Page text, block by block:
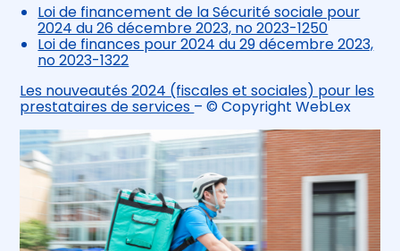
Loi de financement de la Sécurité sociale pour
2024 du 26 décembre 2023, no 2023-1250
Loi de finances pour 2024 du 29 décembre 2023,
no 2023-1322
Les nouveautés 2024 (fiscales et sociales) pour les
prestataires de services – © Copyright WebLex